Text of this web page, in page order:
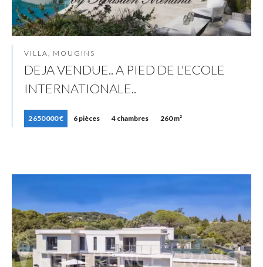
VILLA, MOUGINS
DEJA VENDUE.. A PIED DE L'ECOLE
INTERNATIONALE..
2 650 000 € 6 pièces 4 chambres 260 m²